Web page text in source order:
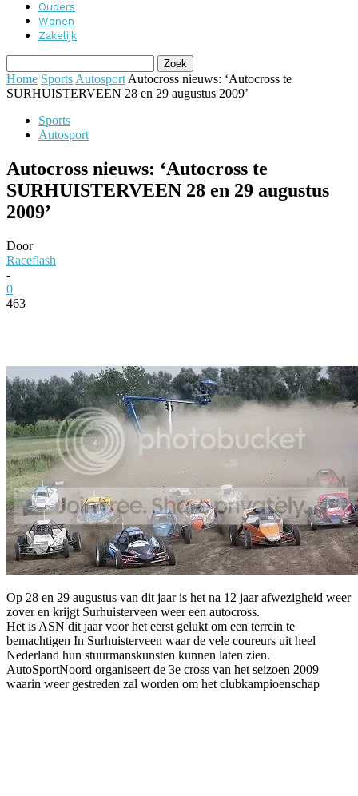
Ouders
Wonen
Zakelijk
Home Sports Autosport Autocross nieuws: ‘Autocross te
SURHUISTERVEEN 28 en 29 augustus 2009’
Sports
Autosport
Autocross nieuws: ‘Autocross te
SURHUISTERVEEN 28 en 29 augustus
2009’
Door
Raceflash
-
0
463
Op 28 en 29 augustus van dit jaar is het na 12 jaar afwezigheid weer
zover en krijgt Surhuisterveen weer een autocross.
Het is ASN dit jaar voor het eerst gelukt om een terrein te
bemachtigen In Surhuisterveen waar de vele coureurs uit heel
Nederland hun stuurmanskunsten kunnen laten zien.
AutoSportNoord organiseert de 3e cross van het seizoen 2009
waarin weer gestreden zal worden om het clubkampioenschap